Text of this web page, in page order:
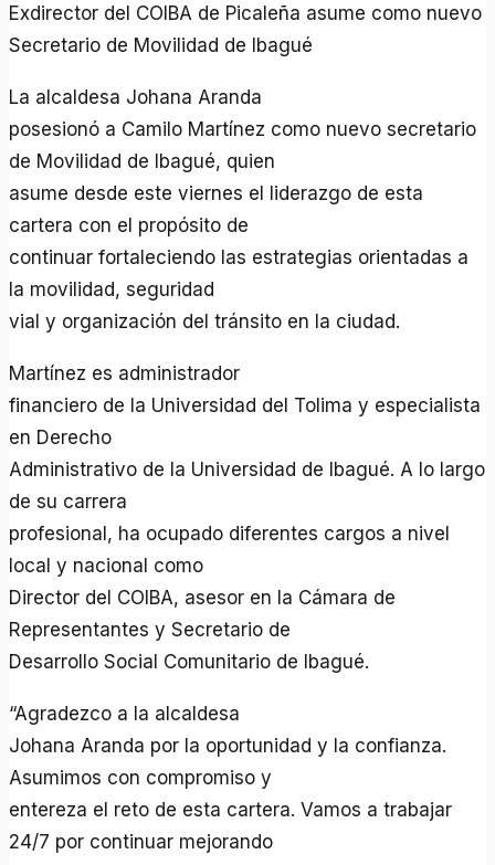
Exdirector del COIBA de Picaleña asume como nuevo
Secretario de Movilidad de Ibagué
La alcaldesa Johana Aranda
posesionó a Camilo Martínez como nuevo secretario
de Movilidad de Ibagué, quien
asume desde este viernes el liderazgo de esta
cartera con el propósito de
continuar fortaleciendo las estrategias orientadas a
la movilidad, seguridad
vial y organización del tránsito en la ciudad.
Martínez es administrador
financiero de la Universidad del Tolima y especialista
en Derecho
Administrativo de la Universidad de Ibagué. A lo largo
de su carrera
profesional, ha ocupado diferentes cargos a nivel
local y nacional como
Director del COIBA, asesor en la Cámara de
Representantes y Secretario de
Desarrollo Social Comunitario de Ibagué.
“Agradezco a la alcaldesa
Johana Aranda por la oportunidad y la confianza.
Asumimos con compromiso y
entereza el reto de esta cartera. Vamos a trabajar
24/7 por continuar mejorando